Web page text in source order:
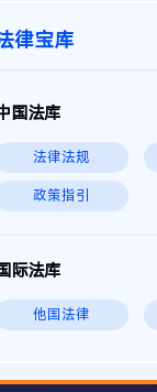
律宝库
国法库
法律法规
政策指引
际法库
他国法律